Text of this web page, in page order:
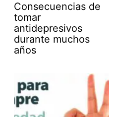
Consecuencias de
tomar
antidepresivos
durante muchos
años